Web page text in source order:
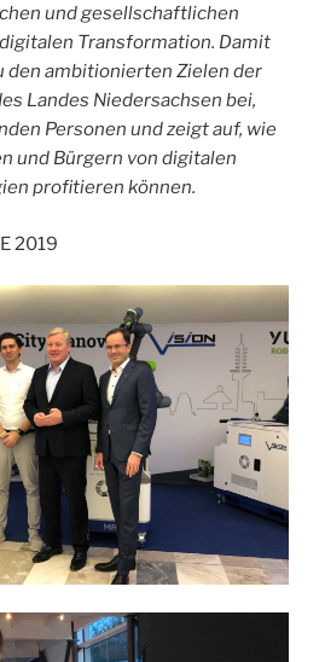
und gesellschaftlichen
Transformation. Damit
den ambitionierten Zielen der
Landes Niedersachsen bei,
Personen und zeigt auf, wie
und Bürgern von digitalen
profitieren können.
2019